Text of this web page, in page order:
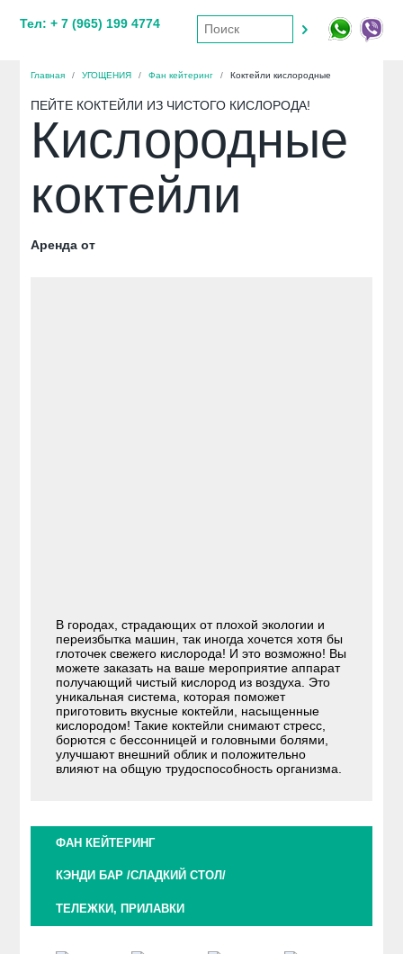
Тел: + 7 (965) 199 4774
Главная / УГОЩЕНИЯ / Фан кейтеринг / Коктейли кислородные
ПЕЙТЕ КОКТЕЙЛИ ИЗ ЧИСТОГО КИСЛОРОДА!
Кислородные
коктейли
Аренда от
В городах, страдающих от плохой экологии и
переизбытка машин, так иногда хочется хотя бы
глоточек свежего кислорода! И это возможно! Вы
можете заказать на ваше мероприятие аппарат
получающий чистый кислород из воздуха. Это
уникальная система, которая поможет
приготовить вкусные коктейли, насыщенные
кислородом! Такие коктейли снимают стресс,
борются с бессонницей и головными болями,
улучшают внешний облик и положительно
влияют на общую трудоспособность организма.
ФАН КЕЙТЕРИНГ
КЭНДИ БАР /СЛАДКИЙ СТОЛ/
ТЕЛЕЖКИ, ПРИЛАВКИ